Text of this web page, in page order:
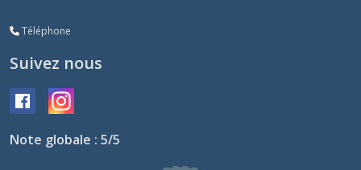
Téléphone
Suivez nous
Note globale : 5/5